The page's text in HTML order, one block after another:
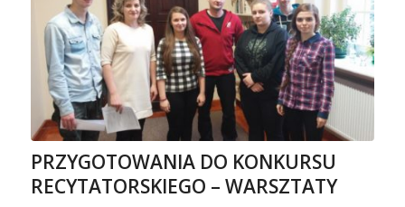
PRZYGOTOWANIA DO KONKURSU
RECYTATORSKIEGO – WARSZTATY